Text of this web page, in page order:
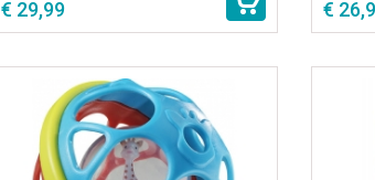
€ 29,99 €